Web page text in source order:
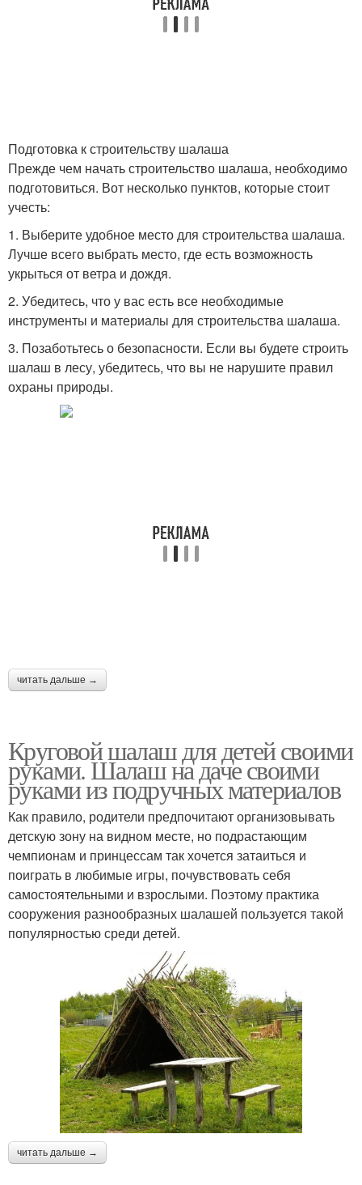
Тканевый шалаш
Шалаш из обруча Шалаш из жердей
Подготовка к строительству шалаша
Прежде чем начать строительство шалаша, необходимо
подготовиться. Вот несколько пунктов, которые стоит
учесть:
1. Выберите удобное место для строительства шалаша.
Лучше всего выбрать место, где есть возможность
укрыться от ветра и дождя.
2. Убедитесь, что у вас есть все необходимые
инструменты и материалы для строительства шалаша.
3. Позаботьтесь о безопасности. Если вы будете строить
шалаш в лесу, убедитесь, что вы не нарушите правил
охраны природы.
читать дальше →
Круговой шалаш для детей своими
руками. Шалаш на даче своими
руками из подручных материалов
Как правило, родители предпочитают организовывать
детскую зону на видном месте, но подрастающим
чемпионам и принцессам так хочется затаиться и
поиграть в любимые игры, почувствовать себя
самостоятельными и взрослыми. Поэтому практика
сооружения разнообразных шалашей пользуется такой
популярностью среди детей.
читать дальше →